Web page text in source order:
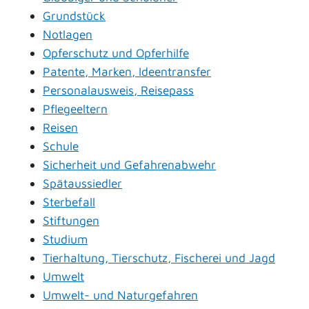
Grundstück
Notlagen
Opferschutz und Opferhilfe
Patente, Marken, Ideentransfer
Personalausweis, Reisepass
Pflegeeltern
Reisen
Schule
Sicherheit und Gefahrenabwehr
Spätaussiedler
Sterbefall
Stiftungen
Studium
Tierhaltung, Tierschutz, Fischerei und Jagd
Umwelt
Umwelt- und Naturgefahren